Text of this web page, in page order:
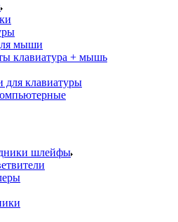
мыши
клавиатура + мышь
для клавиатуры
шлейфы